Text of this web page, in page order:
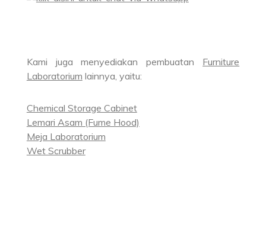
Kami juga menyediakan pembuatan Furniture
Laboratorium lainnya, yaitu:
Chemical Storage Cabinet
Lemari Asam (Fume Hood)
Meja Laboratorium
Wet Scrubber